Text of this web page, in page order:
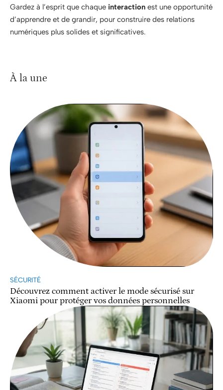
Gardez à l’esprit que chaque interaction est une opportunité
d’apprendre et de grandir, pour construire des relations
numériques plus solides et significatives.
À la une
SÉCURITÉ
Découvrez comment activer le mode sécurisé sur
Xiaomi pour protéger vos données personnelles